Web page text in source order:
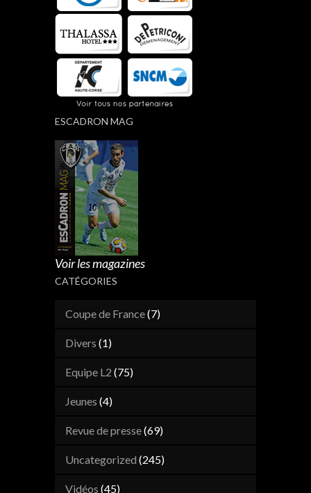
ESCADRON MAG
Voir les magazines
CATÉGORIES
Coupe de France(7)
Divers (1)
Equipe L2 (75)
Jeunes (4)
Revue de presse(69)
Uncategorized (245)
Vidéos (45)